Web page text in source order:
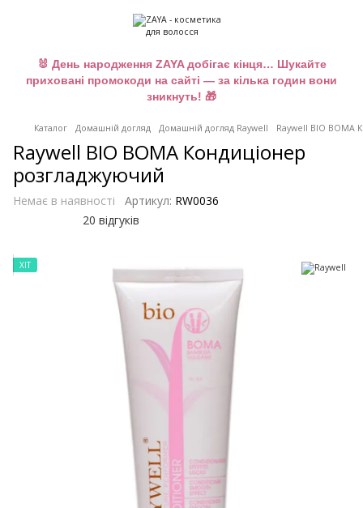
🐰 День народження ZAYA добігає кінця… Шукайте
приховані промокоди на сайті — за кілька годин вони
зникнуть! 🎁
Каталог Домашній догляд Домашній догляд Raywell Raywell BIO BOMA
Raywell BIO BOMA Кондиціонер
розгладжуючий
Немає в наявності Артикул: RW0036
20 відгуків
ХІТ